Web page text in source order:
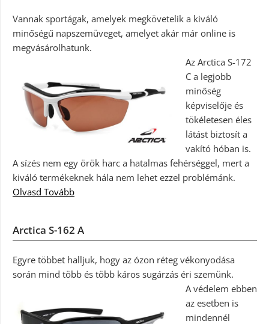
Vannak sportágak, amelyek megkövetelik a kiváló
minőségű napszemüveget, amelyet akár már online is
megvásárolhatunk.
Az Arctica S-172
C a legjobb
minőség
képviselője és
tökéletesen éles
látást biztosít a
vakító hóban is.
A sízés nem egy örök harc a hatalmas fehérséggel, mert a
kiváló termékeknek hála nem lehet ezzel problémánk.
Olvasd Tovább
Arctica S-162 A
Egyre többet halljuk, hogy az ózon réteg vékonyodása
során mind több és több káros sugárzás éri szemünk.
A védelem ebben
az esetben is
mindennél